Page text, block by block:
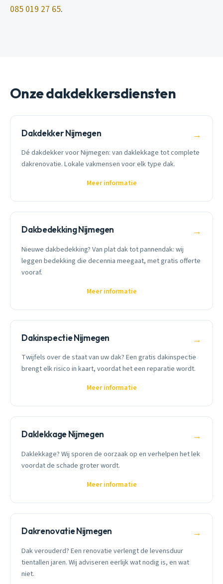
085 019 27 65.
Onze dakdekkersdiensten
Dakdekker Nijmegen →
Dé dakdekker voor Nijmegen: van daklekkage tot complete
dakrenovatie. Lokale vakmensen voor elk type dak.
Meer informatie
Dakbedekking Nijmegen →
Nieuwe dakbedekking? Van plat dak tot pannendak: wij
leggen bedekking die decennia meegaat, met gratis offerte
vooraf.
Meer informatie
Dakinspectie Nijmegen →
Twijfels over de staat van uw dak? Een gratis dakinspectie
brengt elk risico in kaart, voordat het een reparatie wordt.
Meer informatie
Daklekkage Nijmegen →
Daklekkage? Wij sporen de oorzaak op en verhelpen het lek
voordat de schade groter wordt.
Meer informatie
Dakrenovatie Nijmegen →
Dak verouderd? Een renovatie verlengt de levensduur
tientallen jaren. Wij adviseren eerlijk wat nodig is, en wat
niet.